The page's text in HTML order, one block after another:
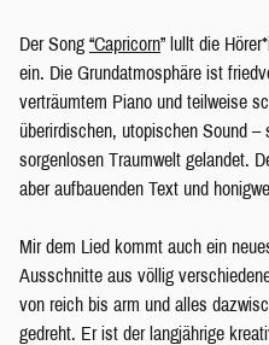
Der Song “Capricorn” lullt die
ein. Die Grundatmosphäre ist
verträumtem Piano und teilweise
überirdischen, utopischen Sound
sorgenlosen Traumwelt gelandet.
aber aufbauenden Text und
Mir dem Lied kommt auch ein
Ausschnitte aus völlig
von reich bis arm und alles
gedreht. Er ist der langjährige